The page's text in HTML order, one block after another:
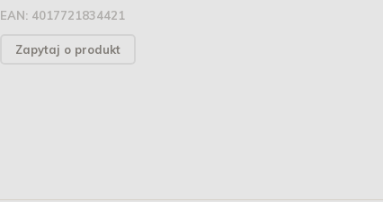
EAN: 4017721834421
Zapytaj o produkt